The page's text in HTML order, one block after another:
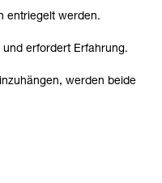
entriegelt werden.
und erfordert Erfahrung.
werden beide